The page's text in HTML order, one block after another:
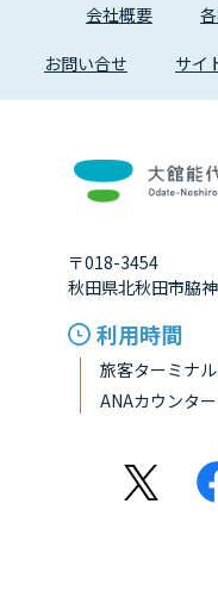
会社概要
お問い合せ サイ
〒018-3454
秋田県北秋田市脇
利用時間
旅客ターミナ
ANAカウン